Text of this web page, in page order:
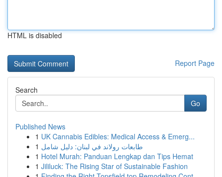
HTML is disabled
Report Page
Search
Go
Published News
1 UK Cannabis Edibles: Medical Access & Emerg...
1 طابعات رولاند في لبنان: دليل شامل
1 Hotel Murah: Panduan Lengkap dan Tips Hemat
1 Jililuck: The Rising Star of Sustainable Fashion